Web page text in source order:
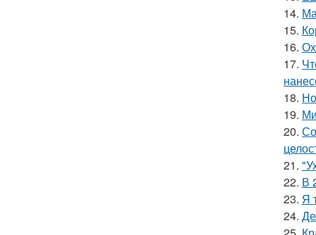
14.
15.
16.
17.
18.
19.
20.
21.
22. В
23. Я
24.